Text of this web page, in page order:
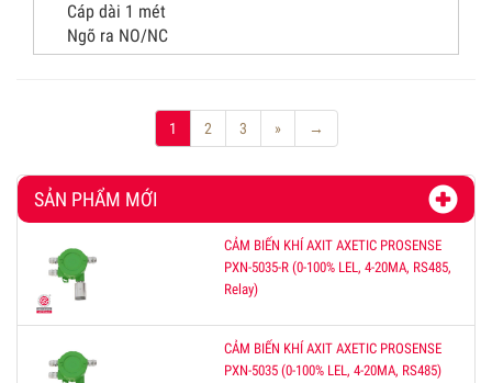
Cáp dài 1 mét
Ngõ ra NO/NC
1 2 3 » →
SẢN PHẨM MỚI
CẢM BIẾN KHÍ AXIT AXETIC PROSENSE
PXN-5035-R (0-100% LEL, 4-20MA, RS485,
Relay)
CẢM BIẾN KHÍ AXIT AXETIC PROSENSE
PXN-5035 (0-100% LEL, 4-20MA, RS485)